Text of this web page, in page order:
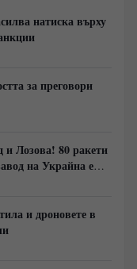
чрез западни
и зенитни
натиска върху
за преговори
и Лозова! 80 ракети
на Украйна е
„западни
и дроновете в